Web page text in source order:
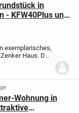
in
- KFW40Plus und
exemplarisches,
Haus. Das
die
Wohnung in